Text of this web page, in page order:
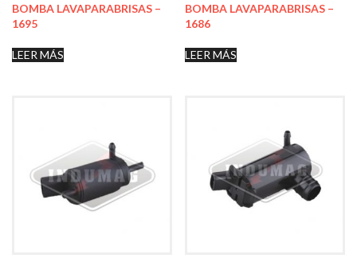
BOMBA LAVAPARABRISAS –
1695
LEER MÁS
BOMBA LAVAPARABRISAS –
1686
LEER MÁS